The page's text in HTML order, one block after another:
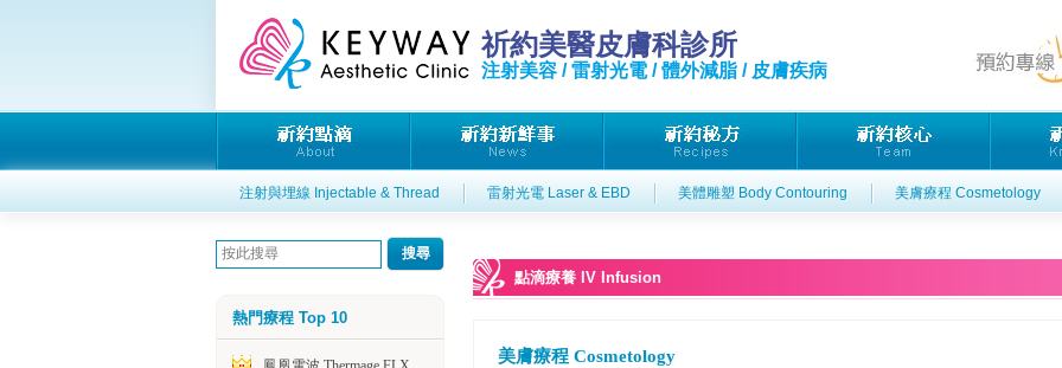
祈約美醫皮膚科診所
注射美容 / 雷射光電 / 體外減脂 / 皮膚疾病
注射與埋線 Injectable & Thread 雷射光電 Laser & EBD 美體雕塑 Body Contouring 美膚療程 Cosmetology
熱門療程 Top 10
點滴療養 IV Infusion
美膚療程 Cosmetology